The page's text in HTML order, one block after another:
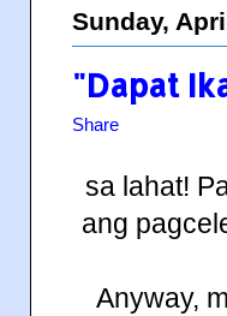
Sunday,
"Dapat
Share
sa lahat!
ang
Anyway,